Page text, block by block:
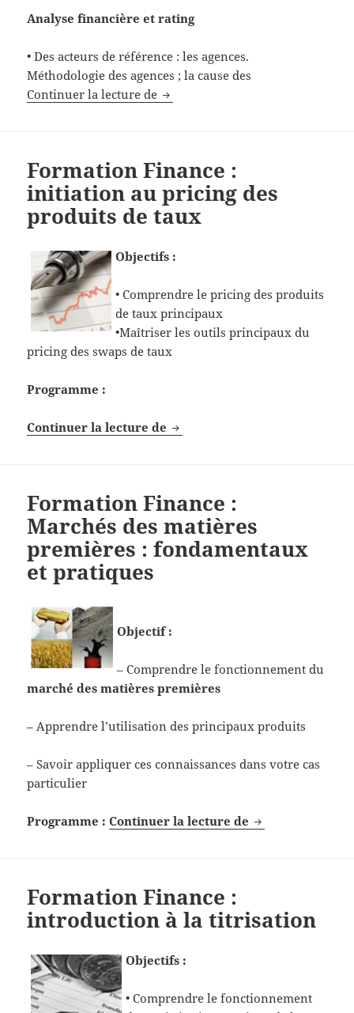
Analyse financière et rating
• Des acteurs de référence : les agences.
Méthodologie des agences ; la cause des
Continuer la lecture de Formation Analyse du risque de
Formation Finance :
initiation au pricing des
produits de taux
Objectifs :
• Comprendre le pricing des produits
de taux principaux
•Maîtriser les outils principaux du
pricing des swaps de taux
Programme :
Continuer la lecture de Formation Finance :
Formation Finance :
Marchés des matières
premières : fondamentaux
et pratiques
Objectif :
– Comprendre le fonctionnement du
marché des matières premières
– Apprendre l’utilisation des principaux produits
– Savoir appliquer ces connaissances dans votre cas
particulier
Programme :Continuer la lecture de Formation
Formation Finance :
introduction à la titrisation
Objectifs :
• Comprendre le fonctionnement